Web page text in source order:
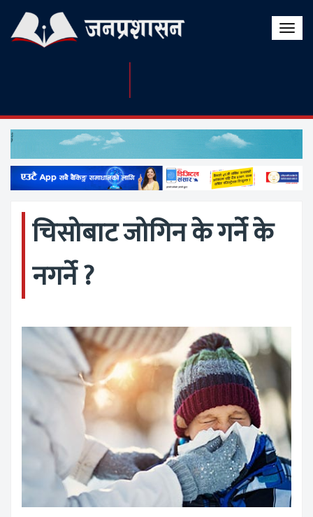
Toggle
चिसोबाट जोगिन के गर्ने के
नगर्ने ?